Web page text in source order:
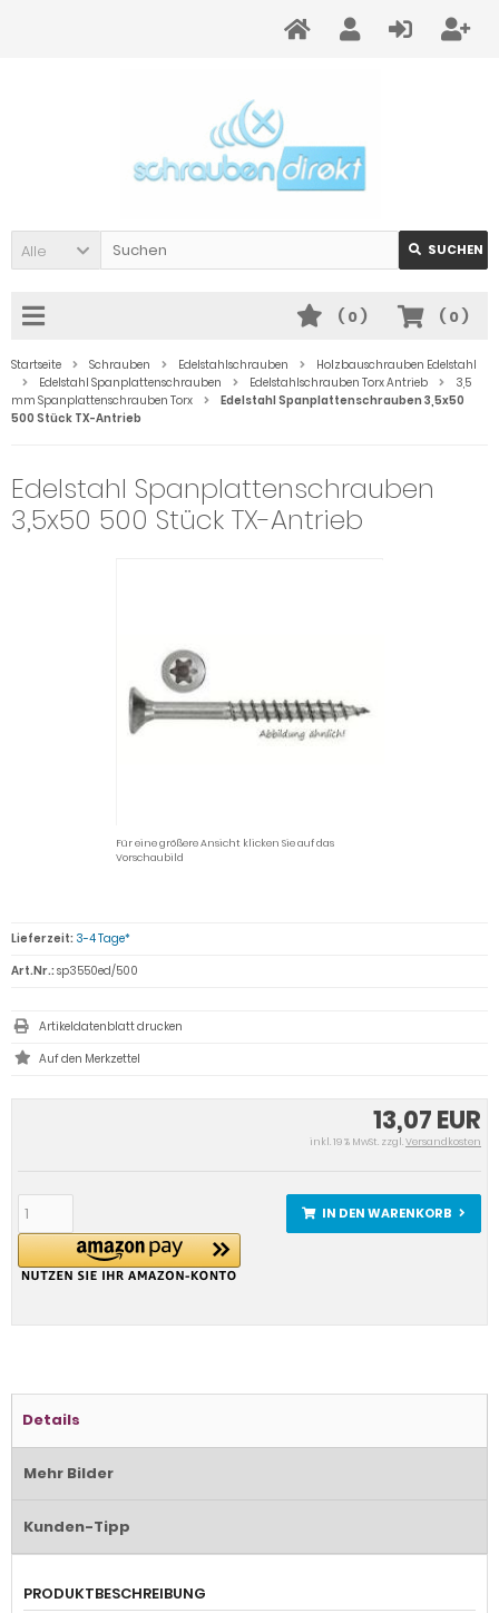
Alle SUCHEN
( 0)
( 0)
Startseite Schrauben Edelstahlschrauben
Holzbauschrauben Edelstahl
Edelstahl Spanplattenschrauben
Edelstahlschrauben Torx Antrieb
3,5
mm Spanplattenschrauben Torx
Edelstahl Spanplattenschrauben 3,5x50
500 Stück TX-Antrieb
Edelstahl Spanplattenschrauben
3,5x50 500 Stück TX-Antrieb
Für eine größere Ansicht klicken Sie auf das
Vorschaubild
13,07 EUR
inkl. 19 % MwSt. zzgl.Versandkosten
IN DEN WARENKORB
Lieferzeit: 3-4 Tage*
Art.Nr.: sp3550ed/500
Artikeldatenblatt drucken
Details
Mehr Bilder
Kunden-Tipp
PRODUKTBESCHREIBUNG